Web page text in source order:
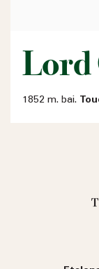
Lord
1852 m. bai.